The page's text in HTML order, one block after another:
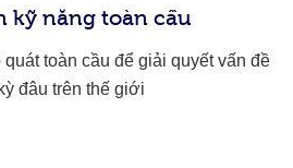
kỹ năng toàn cầu
toàn cầu để giải quyết vấn đề
đâu trên thế giới